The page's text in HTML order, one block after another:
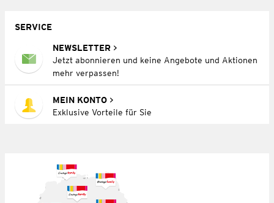
SERVICE
NEWSLETTER
Jetzt abonnieren und keine Angebote und Aktionen
mehr verpassen!
MEIN KONTO
Exklusive Vorteile für Sie